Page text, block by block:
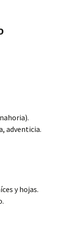
adventicia.
y hojas.